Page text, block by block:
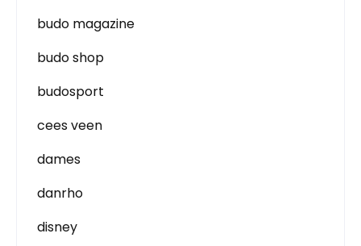
budo magazine
budo shop
budosport
cees veen
dames
danrho
disney